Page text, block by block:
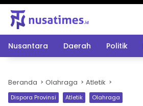
Nusantara Daerah Politik
Beranda Olahraga Atletik
Dispora Provinsi Atletik Olahraga